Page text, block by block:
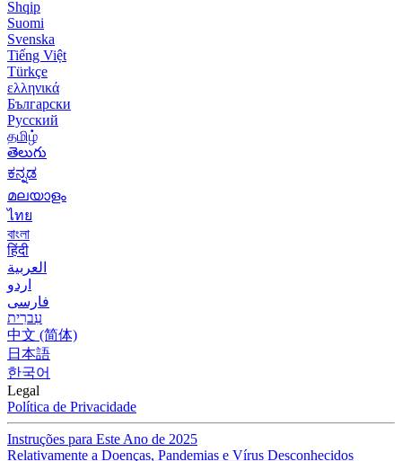
Shqip
Suomi
Svenska
Tiếng Việt
Türkçe
ελληνικά
Български
Русский
தமிழ்
తెలుగు
ಕನ್ನಡ
മലയാളം
ไทย
বাংলা
हिंदी
العربية
اردو
فارسی
עִברִית
中文 (简体)
日本語
한국어
Legal
Política de Privacidade
Instruções para Este Ano de 2025
Relativamente a Doenças, Pandemias e Vírus Desconhecidos